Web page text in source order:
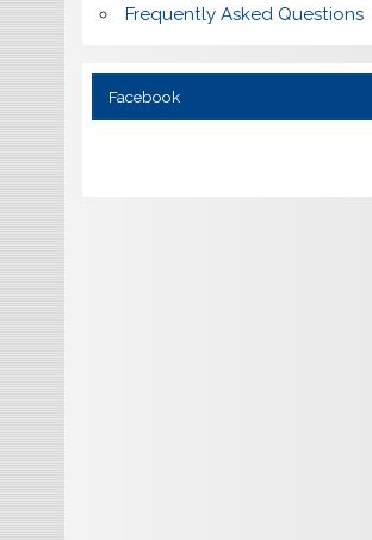
Frequently Asked Questions
Facebook